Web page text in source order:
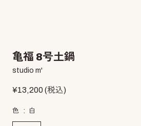
亀福 8号土鍋
studio m'
¥13,200(税込)
色 白